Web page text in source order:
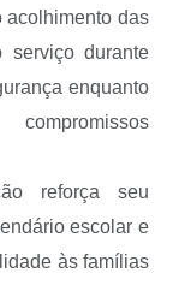
acolhimento das
serviço durante
enquanto
reforça seu
escolar e
às famílias